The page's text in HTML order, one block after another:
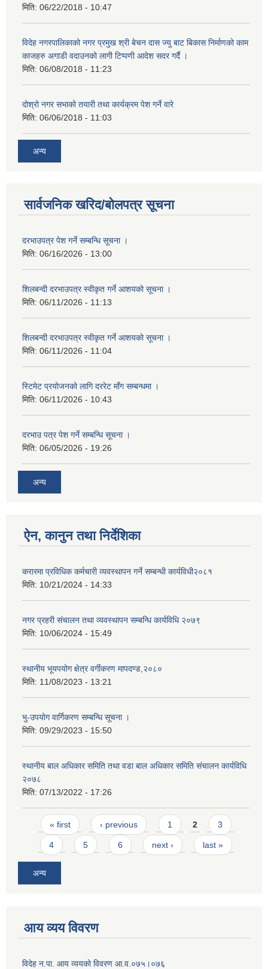
मिति: 06/22/2018 - 10:47
विदेह नगरपालिकाको नगर प्रमुख श्री बेचन दास ज्यु बाट बिकास निर्माणको काम
काजहरु अगाडी वदाउनको लागी टिप्पणी आदेश सदर गर्दै ।
मिति: 06/08/2018 - 11:23
दोश्रो नगर सभाको तयारी तथा कार्यक्रम पेश गर्ने वारे
मिति: 06/06/2018 - 11:03
अन्य
सार्वजनिक खरिद/बोलपत्र सूचना
दरभाउपत्र पेश गर्ने सम्बन्धि सूचना ।
मिति: 06/16/2026 - 13:00
शिलबन्दी दरभाउपत्र स्वीकृत गर्ने आशयको सूचना ।
मिति: 06/11/2026 - 11:13
शिलबन्दी दरभाउपत्र स्वीकृत गर्ने आशयको सूचना ।
मिति: 06/11/2026 - 11:04
स्टिमेट प्रयोजनको लागि दररेट माँग सम्बन्धमा ।
मिति: 06/11/2026 - 10:43
दरभाउ पत्र पेश गर्ने सम्बन्धि सूचना ।
मिति: 06/05/2026 - 19:26
अन्य
ऐन, कानुन तथा निर्देशिका
करारमा प्रविधिक कर्मचारी व्यवस्थापन गर्ने सम्बन्धी कार्यविधी२०८१
मिति: 10/21/2024 - 14:33
नगर प्रहरी संचालन तथा व्यवस्थापन सम्बन्धि कार्यविधि २०७९
मिति: 10/06/2024 - 15:49
स्थानीय भूयपयोग क्षेत्र वर्गीकरण मापदण्ड,२०८०
मिति: 11/08/2023 - 13:21
भु-उपयोग वार्गिकरण सम्बन्धि सूचना ।
मिति: 09/29/2023 - 15:50
स्थानीय बाल अधिकार समिति तथा वडा बाल अधिकार समिति संचालन कार्यविधि
२०७८
मिति: 07/13/2022 - 17:26
Pages
« first ‹ previous 1 2 3
4 5 6 next › last »
अन्य
आय व्यय विवरण
विदेह न.पा. आय व्ययको विवरण आ.व.०७५।०७६